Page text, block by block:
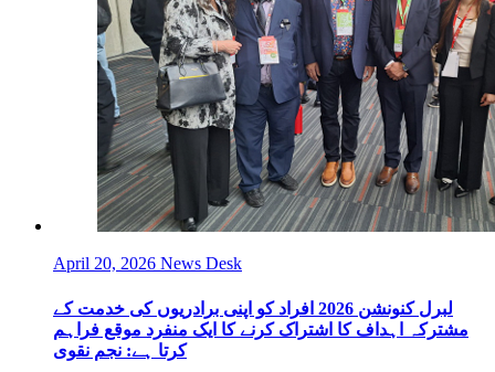
April 20, 2026 News Desk
لبرل کنونشن 2026 افراد کو اپنی برادریوں کی خدمت کے
مشترکہ اہداف کا اشتراک کرنے کا ایک منفرد موقع فراہم
کرتا ہے: نجم نقوی